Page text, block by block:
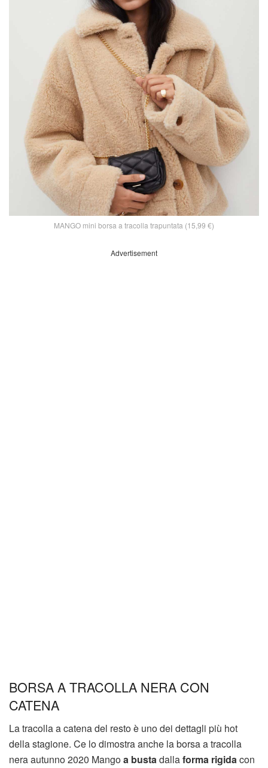
MANGO mini borsa a tracolla trapuntata (15,99 €)
Advertisement
BORSA A TRACOLLA NERA CON
CATENA
La tracolla a catena del resto è uno dei dettagli più hot
della stagione. Ce lo dimostra anche la borsa a tracolla
nera autunno 2020 Mangoa bustadallaforma rigidacon